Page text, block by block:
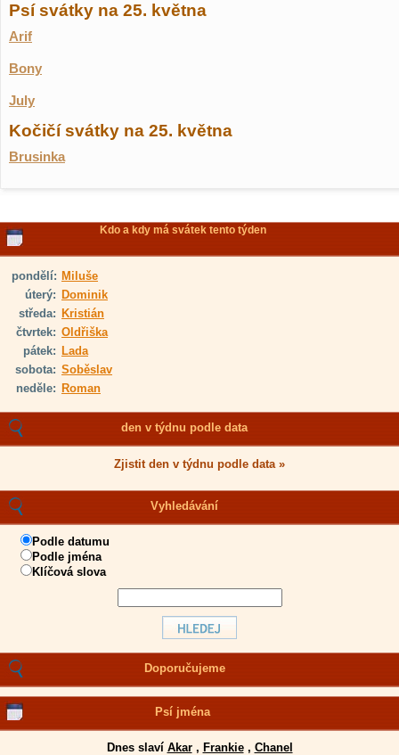
Psí svátky na 25. května
Arif
Bony
July
Kočičí svátky na 25. května
Brusinka
Kdo a kdy má svátek tento týden
pondělí: Miluše
úterý: Dominik
středa: Kristián
čtvrtek: Oldřiška
pátek: Lada
sobota: Soběslav
neděle: Roman
den v týdnu podle data
Zjistit den v týdnu podle data »
Vyhledávání
Podle datumu
Podle jména
Klíčová slova
Doporučujeme
Psí jména
Dnes slaví Akar, Frankie, Chanel